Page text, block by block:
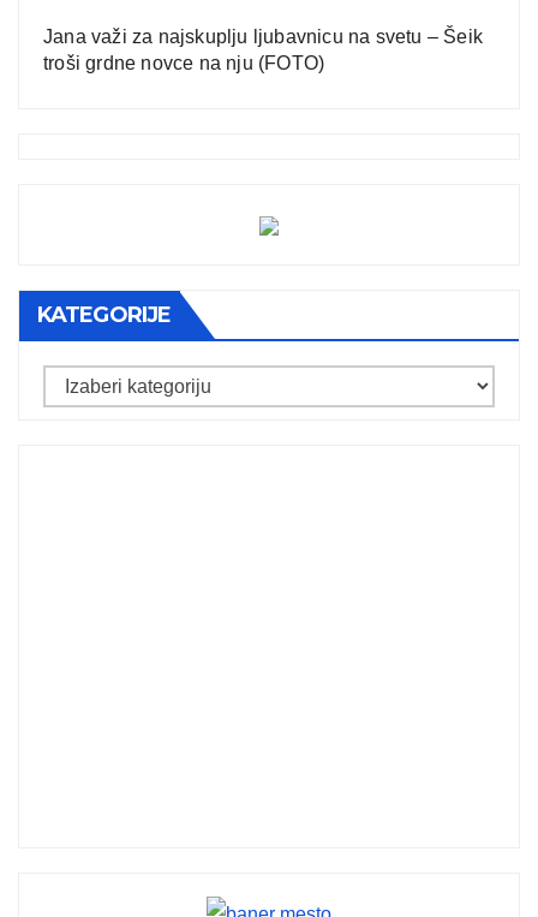
Jana važi za najskuplju ljubavnicu na svetu – Šeik
troši grdne novce na nju (FOTO)
KATEGORIJE
Kategorije